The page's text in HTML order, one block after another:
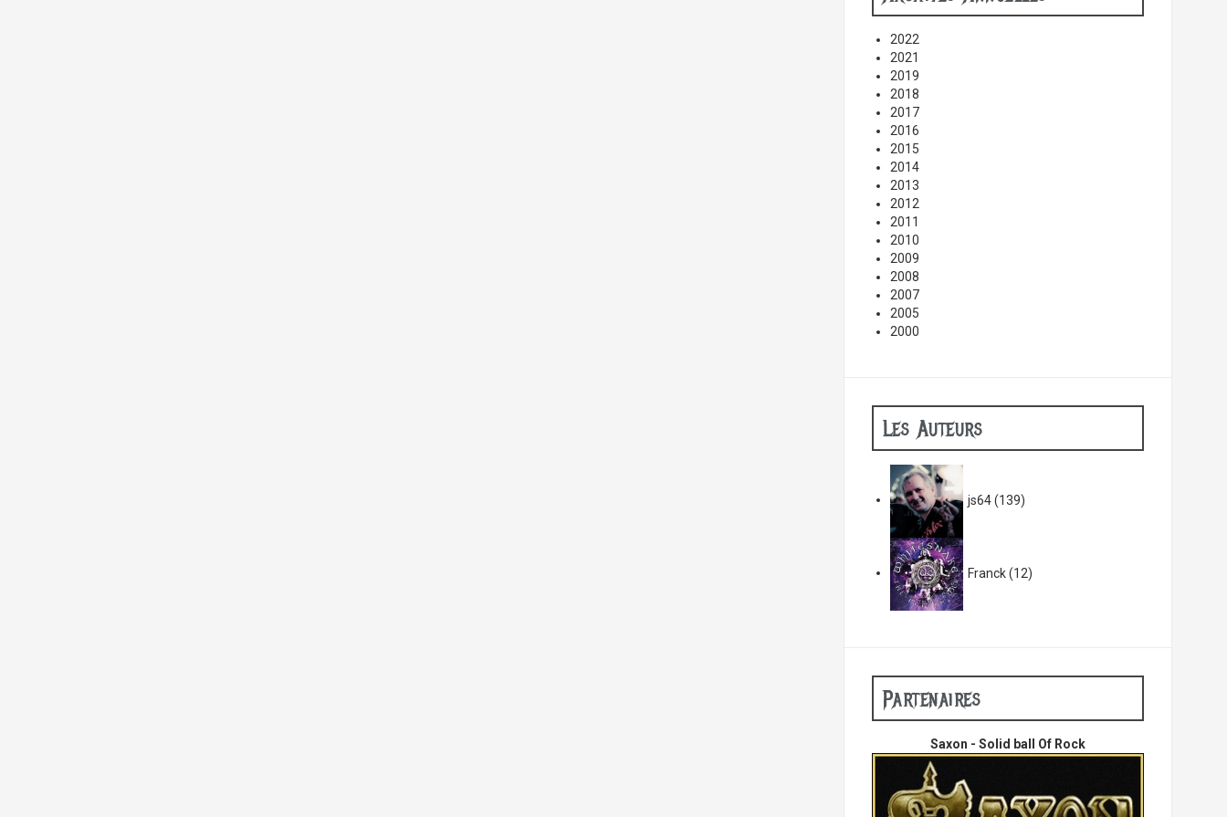
2022
2021
2019
2018
2017
2016
2015
2014
2013
2012
2011
2010
2009
2008
2007
2005
2000
Les Auteurs
js64(139)
Franck(12)
Partenaires
Saxon - Solid ball Of Rock